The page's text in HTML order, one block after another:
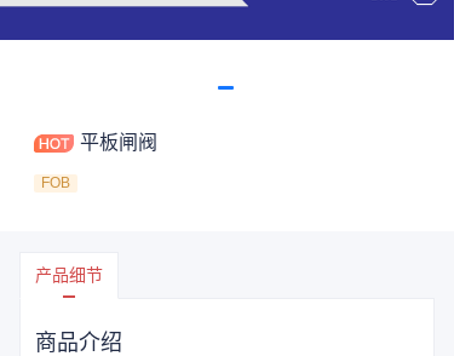
平板闸阀
FOB
产品细节
商品介绍